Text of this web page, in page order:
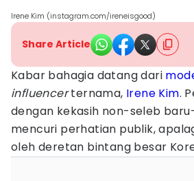
Irene Kim (instagram.com/ireneisgood)
Share Article
Kabar bahagia datang dari
influencerternama, Irene Kim.
dengan kekasih non-seleb
mencuri perhatian publik,
oleh deretan bintang besar